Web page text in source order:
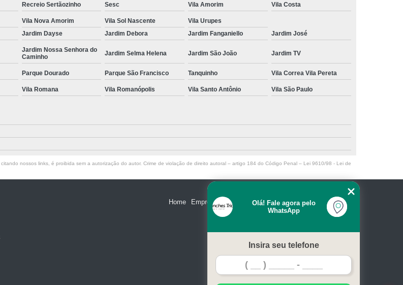
Recreio Sertãozinho Sesc Vila Amorim Vila Costa
Vila Nova Amorim Vila Sol Nascente
Vila Urupes
Jardim Dayse Jardim Debora Jardim Fanganiello Jardim José
Jardim Nossa Senhora do
Caminho
Jardim Selma Helena Jardim São João Jardim TV
Parque Dourado Parque São Francisco Tanquinho Vila Correa Vila Pereta
Vila Romana Vila Romanópolis Vila Santo Antônio Vila São Paulo
nossos links, é proibida sem a autorização do autor. Crime de violação de direito autoral – artigo 184 do Código Penal – Lei 9610/98 - Lei de
Home Empresa Missão Serviços Contato Mapa do site
Olá! Fale agora pelo
WhatsApp
Insira seu telefone